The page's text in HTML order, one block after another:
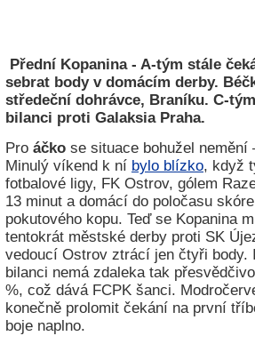
Přední Kopanina - A-tým stále
sebrat body v domácím derby.
středeční dohrávce, Braníku. C-
bilanci proti Galaksia Praha.
Pro áčko se situace bohužel
Minulý víkend k ní bylo blízko, když
fotbalové ligy, FK Ostrov, gólem
13 minut a domácí do poločasu
pokutového kopu. Teď se Kopanina
tentokrát městské derby proti SK
vedoucí Ostrov ztrácí jen čtyři body.
bilanci nemá zdaleka tak
%, což dává FCPK šanci.
konečně prolomit čekání na první
boje naplno.